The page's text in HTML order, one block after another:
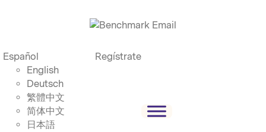
Español
English
Deutsch
繁體中文
简体中文
日本語
Regístrate